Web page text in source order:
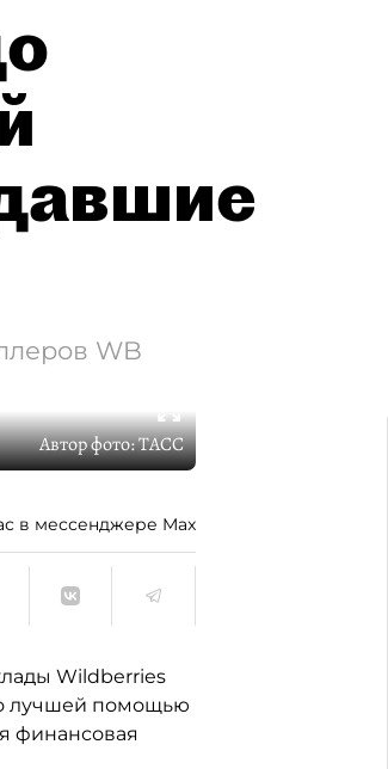
WB
Автор фото:ТАСС
в мессенджере Max
Wildberries
лучшей помощью
финансовая